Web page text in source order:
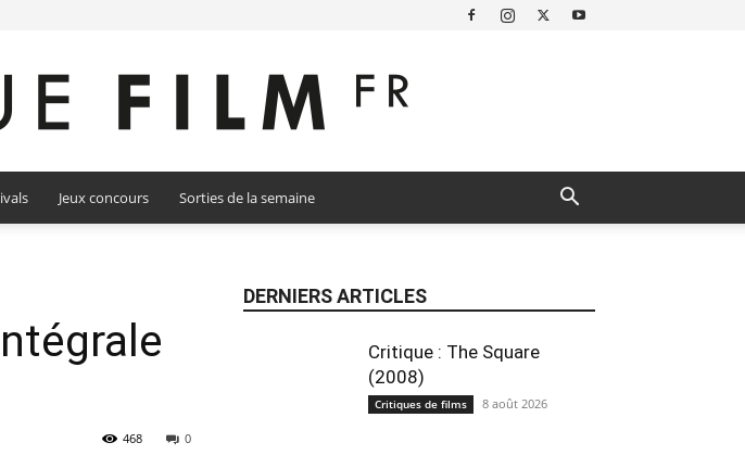
Jeux concours Sorties de la semaine
0
468
DERNIERS ARTICLES
Critique : The Square
(2008)
Critiques de films 8 août 2026